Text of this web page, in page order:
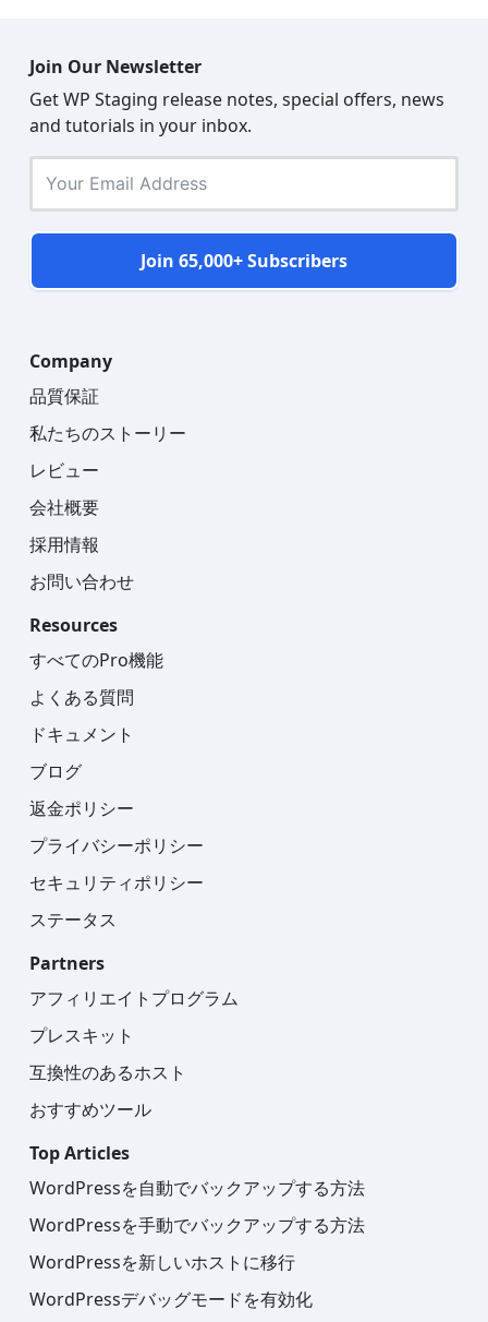
Join Our Newsletter
Get WP Staging release notes, special offers, news
and tutorials in your inbox.
Join 65,000+ Subscribers
Company
品質保証
私たちのストーリー
レビュー
会社概要
採用情報
お問い合わせ
Resources
すべてのPro機能
よくある質問
ドキュメント
ブログ
返金ポリシー
プライバシーポリシー
セキュリティポリシー
ステータス
Partners
アフィリエイトプログラム
プレスキット
互換性のあるホスト
おすすめツール
Top Articles
WordPressを自動でバックアップする方法
WordPressを手動でバックアップする方法
WordPressを新しいホストに移行
WordPressデバッグモードを有効化